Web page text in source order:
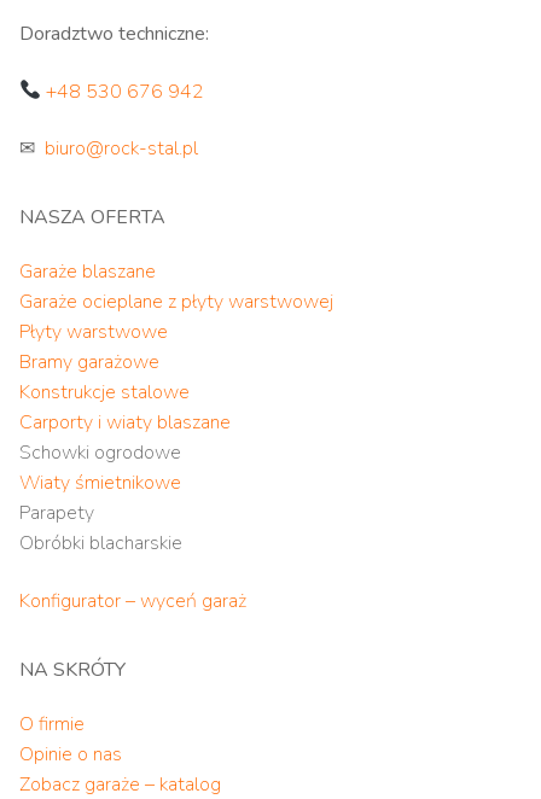
Doradztwo techniczne:
+48 530 676 942
✉ biuro@rock-stal.pl
NASZA OFERTA
Garaże blaszane
Garaże ocieplane z płyty warstwowej
Płyty warstwowe
Bramy garażowe
Konstrukcje stalowe
Carporty i wiaty blaszane
Schowki ogrodowe
Wiaty śmietnikowe
Parapety
Obróbki blacharskie
Konfigurator – wyceń garaż
NA SKRÓTY
O firmie
Opinie o nas
Zobacz garaże – katalog